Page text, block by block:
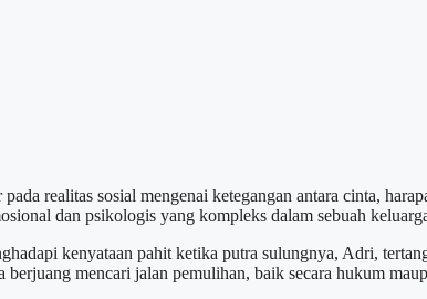
realitas sosial mengenai ketegangan antara cinta,
dan psikologis yang kompleks dalam sebuah
kenyataan pahit ketika putra sulungnya, Adri,
mencari jalan pemulihan, baik secara hukum